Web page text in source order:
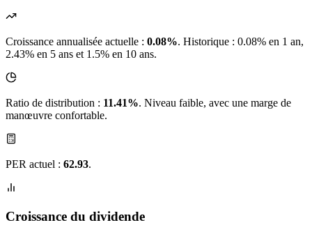
Croissance annualisée actuelle : 0.08%. Historique : 0.08% en 1 an,
2.43% en 5 ans et 1.5% en 10 ans.
Ratio de distribution : 11.41%. Niveau faible, avec une marge de
manœuvre confortable.
PER actuel : 62.93.
Croissance du dividende